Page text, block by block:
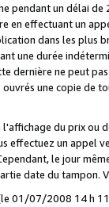
pendant un délai
effectuant un
dans les plus
une durée
dernière ne peut
une copie de
l'affichage du prix
effectuez un appel
le jour
date du tampon.
01/07/2008 14 h